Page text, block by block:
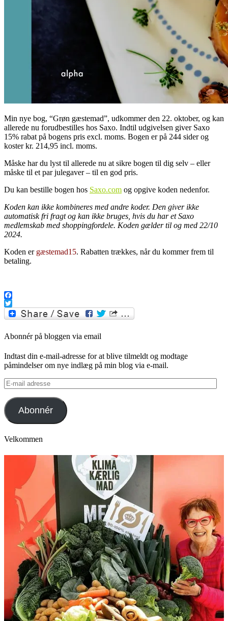
Min nye bog, “Grøn gæstemad”, udkommer den 22. oktober, og kan
allerede nu forudbestilles hos Saxo. Indtil udgivelsen giver Saxo
15% rabat på bogens pris excl. moms. Bogen er på 244 sider og
koster kr. 214,95 incl. moms.
Måske har du lyst til allerede nu at sikre bogen til dig selv – eller
måske til et par julegaver – til en god pris.
Du kan bestille bogen hos Saxo.com og opgive koden nedenfor.
Koden kan ikke kombineres med andre koder. Den giver ikke
automatisk fri fragt og kan ikke bruges, hvis du har et Saxo
medlemskab med shoppingfordele. Koden gælder til og med 22/10
2024.
Koden er gæstemad15. Rabatten trækkes, når du kommer frem til
betaling.
Facebook
Twitter
Abonnér på bloggen via email
Indtast din e-mail-adresse for at blive tilmeldt og modtage
påmindelser om nye indlæg på min blog via e-mail.
E-
mail
adresse
Abonnér
Velkommen